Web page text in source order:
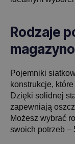
Rodzaje
Pojemniki
konstrukcje,
Dzięki solidnej
zapewniają
Możesz wybrać
swoich potrzeb –